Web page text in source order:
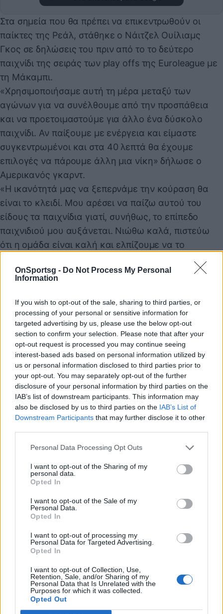
OnSportsg - Do Not Process My Personal
Information
If you wish to opt-out of the sale, sharing to third parties, or
processing of your personal or sensitive information for
targeted advertising by us, please use the below opt-out
section to confirm your selection. Please note that after your
opt-out request is processed you may continue seeing
interest-based ads based on personal information utilized by
us or personal information disclosed to third parties prior to
your opt-out. You may separately opt-out of the further
disclosure of your personal information by third parties on the
IAB’s list of downstream participants. This information may
also be disclosed by us to third parties on the IAB’s List of
Downstream Participants that may further disclose it to other
Personal Data Processing Opt Outs
I want to opt-out of the Sharing of my
personal data.
Opted In
I want to opt-out of the Sale of my
Personal Data.
Opted In
I want to opt-out of processing my
Personal Data for Targeted Advertising.
Opted In
I want to opt-out of Collection, Use,
Retention, Sale, and/or Sharing of my
Personal Data that Is Unrelated with the
Purposes for which it was collected.
Opted Out
Στα σημεία που θα πρέπει να επικεντρωθούν οι
παίκτες της Ρεάλ, στάθηκε ο Νάιτζελ Ουίλιαμς
Γκος σε δηλώσεις του πριν από το το δεύτερο
παιχνίδι της σειράς των play offs της Euroleague με
τη Μάκαμπι.
«Χρησιμοποιήσαμε αυτή τη μέρα μεταξύ των
αγώνων για να συνέλθουμε από την προσπάθεια
και να προετοιμαστούμε για άλλο ένα δύσκολο
παιχνίδι. Αν παίξουμε με ενέργεια και είμαστε
συγκεντρωμένοι και στα 40 λεπτά θα έχουμε
επιλογές να πάρουμε άλλη μια νίκη» δήλωσε ο
Αμερικανός γκαρντ.
«Η ικανότητά μας να ξεπερνάμε την κούραση θα
είναι το κλειδί. Μου αρέσει να παίζω αυτού του
είδους τα παιχνίδια γιατί, συνήθως, το επίπεδο
παιχνιδιού μου αυξάνεται. Νιώθω καλά, πιστεύω
ότι η ομάδα είναι καλή και ελπίζουμε να το
Παιχνίδι από παντού στη Novibet με το
νέο Mobile App
Νάιτζελ Ουίλιαμς-Γκος Λάσο Πάμπλο
Ευρωλίγκα Euroleague
COMMENTS
Συνδεθείτε για να σχολιάσετε
LATEST NEWS
ΜΠΑΣΚΕΤ
Eurobasket U16: «Περίπατος» της Εθνικής Κορασίδων
με +42 επί της Ιρλανδίας
ΠΟΔΟΣΦΑΙΡΟ
Σε δημοπρασία η μπάλα που άγγιξε το «χέρι του